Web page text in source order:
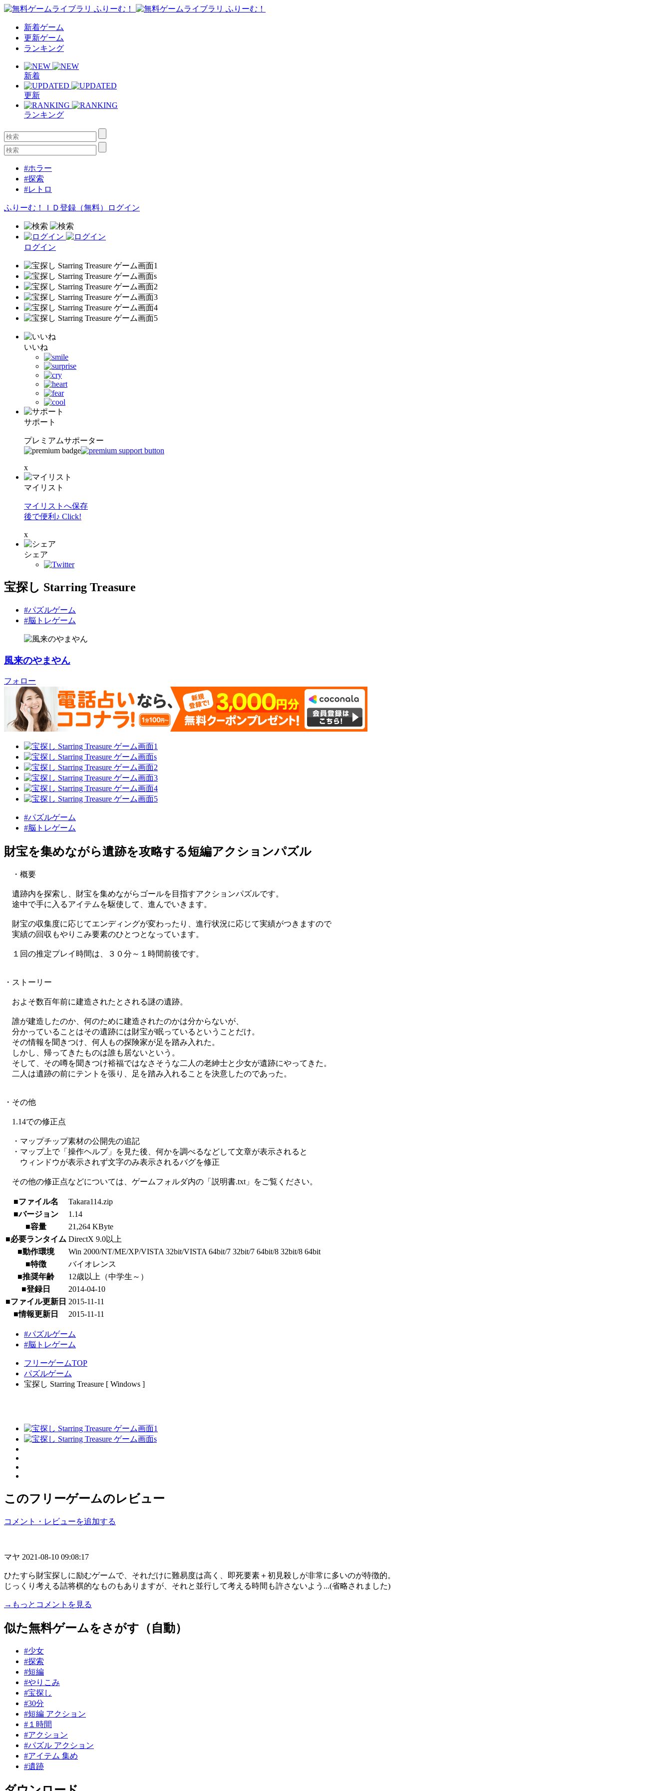
新着ゲーム
更新ゲーム
ランキング
新着
更新
ランキング
#ホラー
#探索
#レトロ
ふりーむ！ＩＤ登録（無料） ログイン
ログイン
いいね
サポート
プレミアムサポーター
x
マイリスト
マイリストへ保存
後で便利♪ Click!
x
シェア
宝探し Starring Treasure
#パズルゲーム
#脳トレゲーム
風来のやまやん
フォロー
#パズルゲーム
#脳トレゲーム
財宝を集めながら遺跡を攻略する短編アクションパズル
・概要
遺跡内を探索し、財宝を集めながらゴールを目指すアクションパズルです。
途中で手に入るアイテムを駆使して、進んでいきます。
財宝の収集度に応じてエンディングが変わったり、進行状況に応じて実績がつきますので
実績の回収もやりこみ要素のひとつとなっています。
１回の推定プレイ時間は、３０分～１時間前後です。
・ストーリー
およそ数百年前に建造されたとされる謎の遺跡。
誰が建造したのか、何のために建造されたのかは分からないが、
分かっていることはその遺跡には財宝が眠っているということだけ。
その情報を聞きつけ、何人もの探険家が足を踏み入れた。
しかし、帰ってきたものは誰も居ないという。
そして、その噂を聞きつけ裕福ではなさそうな二人の老紳士と少女が遺跡にやってきた。
二人は遺跡の前にテントを張り、足を踏み入れることを決意したのであった。
・その他
1.14での修正点
・マップチップ素材の公開先の追記
・マップ上で「操作ヘルプ」を見た後、何かを調べるなどして文章が表示されると
ウィンドウが表示されず文字のみ表示されるバグを修正
その他の修正点などについては、ゲームフォルダ内の「説明書.txt」をご覧ください。
■ファイル名
Takara114.zip
■バージョン
1.14
■容量
21,264 KByte
■必要ランタイム DirectX 9.0以上
■動作環境
Win 2000/NT/ME/XP/VISTA 32bit/VISTA 64bit/7 32bit/7 64bit/8 32bit/8 64bit
■特徴
バイオレンス
■推奨年齢
12歳以上（中学生～）
■登録日
2014-04-10
■ファイル更新日 2015-11-11
■情報更新日
2015-11-11
#パズルゲーム
#脳トレゲーム
フリーゲームTOP
パズルゲーム
宝探し Starring Treasure [ Windows ]
このフリーゲームのレビュー
コメント・レビューを追加する
マヤ 2021-08-10 09:08:17
ひたすら財宝探しに励むゲームで、それだけに難易度は高く、即死要素＋初見殺しが非常に多いのが特徴的。
じっくり考える詰将棋的なものもありますが、それと並行して考える時間も許さないよう...(省略されました)
→もっとコメントを見る
似た無料ゲームをさがす（自動）
#少女
#探索
#短編
#やりこみ
#宝探し
#30分
#短編 アクション
#１時間
#アクション
#パズル アクション
#アイテム 集め
#遺跡